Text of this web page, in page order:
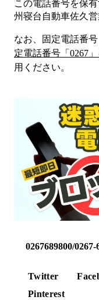
この電話番号を保
州寝台自動車佐久
なお、固定電話番号
定電話番号「 0267
用ください。
0267689800/
Twitter
Pinterest